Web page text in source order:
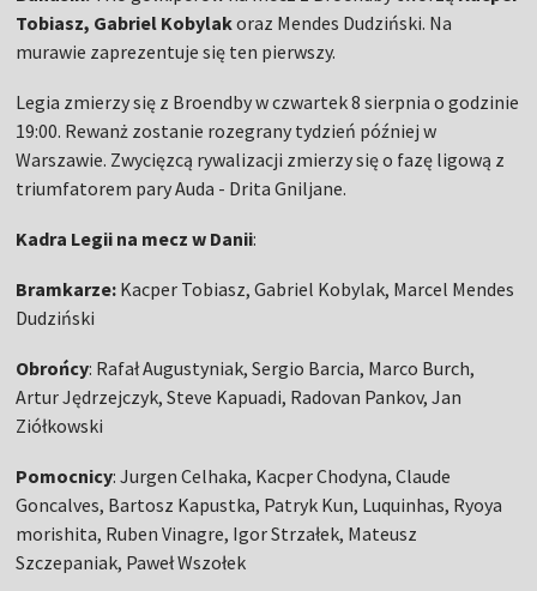
Tobiasz, Gabriel Kobylakoraz Mendes Dudziński. Na
murawie zaprezentuje się ten pierwszy.
Legia zmierzy się z Broendby w czwartek 8 sierpnia o godzinie
19:00. Rewanż zostanie rozegrany tydzień później w
Warszawie. Zwycięzcą rywalizacji zmierzy się o fazę ligową z
triumfatorem pary Auda - Drita Gniljane.
Kadra Legii na mecz w Danii:
Bramkarze: Kacper Tobiasz, Gabriel Kobylak, Marcel Mendes
Dudziński
Obrońcy: Rafał Augustyniak, Sergio Barcia, Marco Burch,
Artur Jędrzejczyk, Steve Kapuadi, Radovan Pankov, Jan
Ziółkowski
Pomocnicy: Jurgen Celhaka, Kacper Chodyna, Claude
Goncalves, Bartosz Kapustka, Patryk Kun, Luquinhas, Ryoya
morishita, Ruben Vinagre, Igor Strzałek, Mateusz
Szczepaniak, Paweł Wszołek